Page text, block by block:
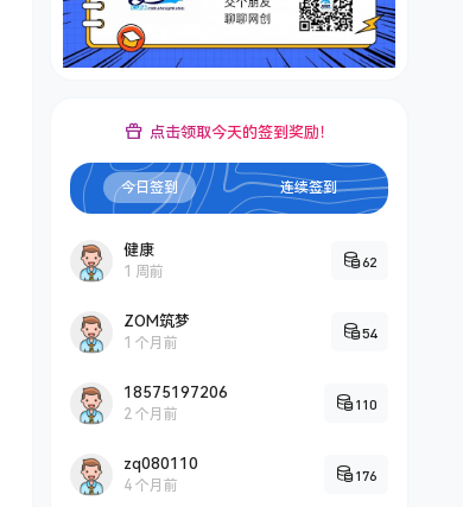
点击领取今天的签到奖励！
今日签到 连续签到
健康
1 周前
62
ZOM筑梦
1 个月前
54
18575197206
2 个月前
110
zq080110
4 个月前
176